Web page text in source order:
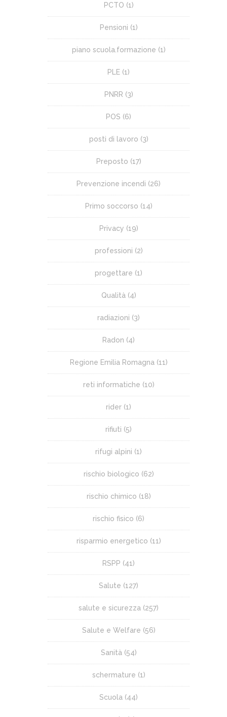
PCTO (1)
Pensioni (1)
piano scuola.formazione (1)
PLE (1)
PNRR (3)
POS (6)
posti di lavoro (3)
Preposto (17)
Prevenzione incendi (26)
Primo soccorso (14)
Privacy (19)
professioni (2)
progettare (1)
Qualità (4)
radiazioni (3)
Radon (4)
Regione Emilia Romagna (11)
reti informatiche (10)
rider (1)
rifiuti (5)
rifugi alpini (1)
rischio biologico (62)
rischio chimico (18)
rischio fisico (6)
risparmio energetico (11)
RSPP (41)
Salute (127)
salute e sicurezza (257)
Salute e Welfare (56)
Sanità (54)
schermature (1)
Scuola (44)